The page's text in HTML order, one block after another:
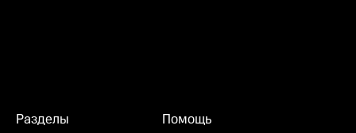
Разделы Помощь